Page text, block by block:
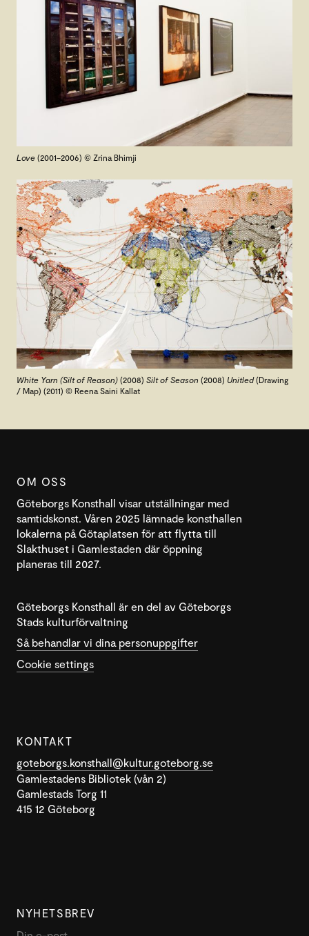
Love (2001–2006) © Zrina Bhimji
White Yarn (Silt of Reason) (2008) Silt of Season (2008) Unitled(Drawing
/ Map) (2011) © Reena Saini Kallat
OM OSS
Göteborgs Konsthall visar utställningar med
samtidskonst. Våren 2025 lämnade konsthallen
lokalerna på Götaplatsen för att flytta till
Slakthuset i Gamlestaden där öppning
planeras till 2027.
Göteborgs Konsthall är en del av Göteborgs
Stads kulturförvaltning
Så behandlar vi dina personuppgifter
Cookie settings
KONTAKT
goteborgs.konsthall@kultur.goteborg.se
Gamlestadens Bibliotek (vån 2)
Gamlestads Torg 11
415 12 Göteborg
NYHETSBREV